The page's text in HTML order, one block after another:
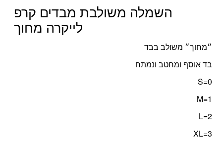
השמלה משולבת מבדים קרפ
לייקרה מחוך
״מחוך״ משולב בבד
בד אוסף ומחטב ונמתח
0=S
1=M
2=L
3=XL